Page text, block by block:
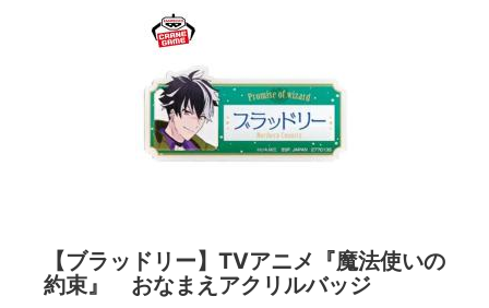
【ブラッドリー】TVアニメ『魔法使いの
約束』 おなまえアクリルバッジ